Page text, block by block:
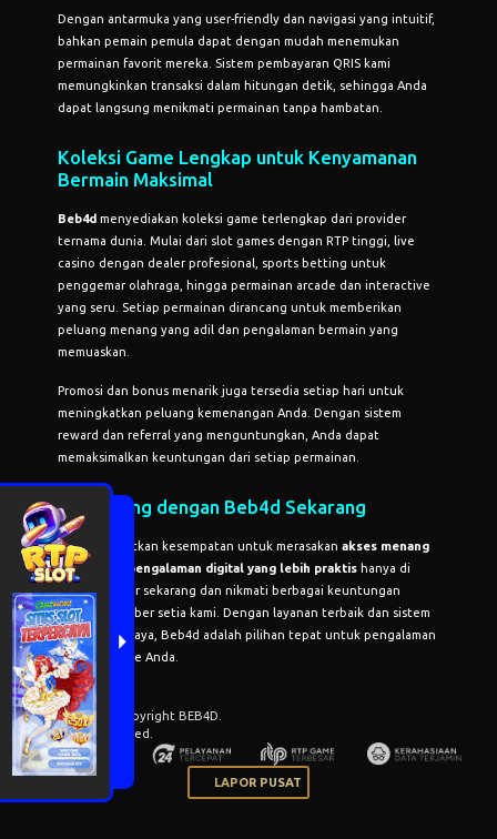
Dengan antarmuka yang user-friendly dan navigasi yang intuitif,
bahkan pemain pemula dapat dengan mudah menemukan
permainan favorit mereka. Sistem pembayaran QRIS kami
memungkinkan transaksi dalam hitungan detik, sehingga Anda
dapat langsung menikmati permainan tanpa hambatan.
Koleksi Game Lengkap untuk Kenyamanan
Bermain Maksimal
Beb4d menyediakan koleksi game terlengkap dari provider
ternama dunia. Mulai dari slot games dengan RTP tinggi, live
casino dengan dealer profesional, sports betting untuk
penggemar olahraga, hingga permainan arcade dan interactive
yang seru. Setiap permainan dirancang untuk memberikan
peluang menang yang adil dan pengalaman bermain yang
memuaskan.
Promosi dan bonus menarik juga tersedia setiap hari untuk
meningkatkan peluang kemenangan Anda. Dengan sistem
reward dan referral yang menguntungkan, Anda dapat
memaksimalkan keuntungan dari setiap permainan.
Bergabung dengan Beb4d Sekarang
Jangan lewatkan kesempatan untuk merasakan akses menang
mudah
pengalaman digital yang lebih praktis hanya di
Beb4d . Daftar sekarang dan nikmati berbagai keuntungan
sebagai member setia kami. Dengan layanan terbaik dan sistem
yang terpercaya, Beb4d adalah pilihan tepat untuk pengalaman
gaming online Anda.
© 2015 - 2026 Copyright BEB4D.
All Rights Reserved.
LAPOR PUSAT